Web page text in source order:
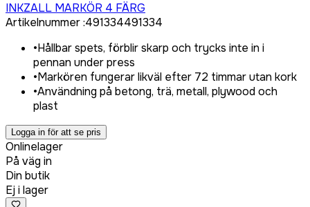
INKZALL MARKÖR 4 FÄRG
Artikelnummer:491334491334
•Hållbar spets, förblir skarp och trycks inte in i
pennan under press
•Markören fungerar likväl efter 72 timmar utan kork
•Användning på betong, trä, metall, plywood och
plast
Logga in för att se pris
Onlinelager
På väg in
Din butik
Ej i lager